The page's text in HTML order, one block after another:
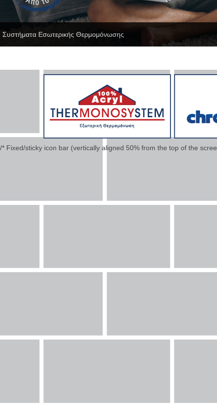
Συστήματα Εσωτερικής Θερμομόνωσης
/* Fixed/sticky icon bar (vertically aligned 50% from the top of the